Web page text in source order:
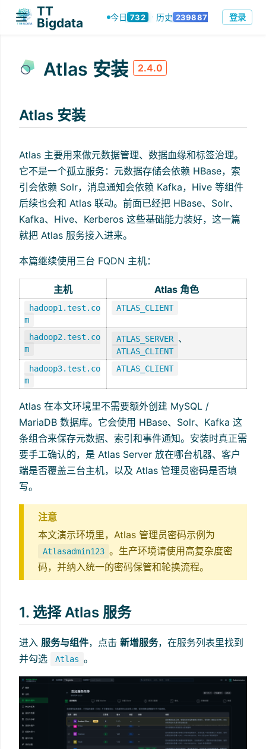
TT Bigdata 当前版本：3.0.2 登录
Atlas 安装 2.4.0
Atlas 安装
Atlas 主要用来做元数据管理、数据血缘和标签治理。
它不是一个孤立服务：元数据存储会依赖 HBase，索
引会依赖 Solr，消息通知会依赖 Kafka，Hive 等组件
后续也会和 Atlas 联动。前面已经把 HBase、Solr、
Kafka、Hive、Kerberos 这些基础能力装好，这一篇
就把 Atlas 服务接入进来。
本篇继续使用三台 FQDN 主机：
主机 Atlas 角色
hadoop1.test.co
m
ATLAS_CLIENT
hadoop2.test.co
m
ATLAS_SERVER 、
ATLAS_CLIENT
hadoop3.test.co
m
ATLAS_CLIENT
Atlas 在本文环境里不需要额外创建 MySQL /
MariaDB 数据库。它会使用 HBase、Solr、Kafka 这
条组合来保存元数据、索引和事件通知。安装时真正需
要手工确认的，是 Atlas Server 放在哪台机器、客户
端是否覆盖三台主机，以及 Atlas 管理员密码是否填
写。
注意
本文演示环境里，Atlas 管理员密码示例为
Atlasadmin123 。生产环境请使用高复杂度密
码，并纳入统一的密码保管和轮换流程。
1. 选择 Atlas 服务
进入 服务与组件，点击 新增服务，在服务列表里找到
并勾选
Atlas 。